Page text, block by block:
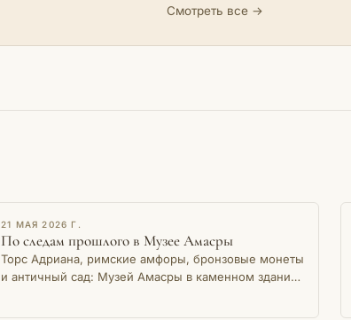
Смотреть все →
ОЧЕРК
21 МАЯ 2026 Г.
По следам прошлого в Музее Амасры
Торс Адриана, римские амфоры, бронзовые монеты
и античный сад: Музей Амасры в каменном здании